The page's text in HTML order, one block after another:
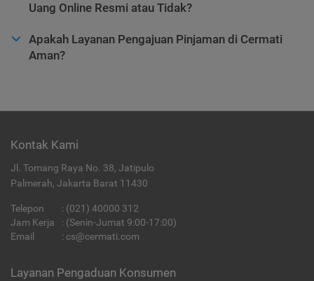
Uang Online Resmi atau Tidak?
Apakah Layanan Pengajuan Pinjaman di Cermati
Aman?
Kontak Kami
Jl. Tomang Raya No. 38, Jatipulo
Palmerah, Jakarta Barat 11430
Telepon : (021) 40000 312
Jam Kerja
: (Senin-Jumat 9:00-17:00)
Email
: cs@cermati.com
Layanan Pengaduan Konsumen